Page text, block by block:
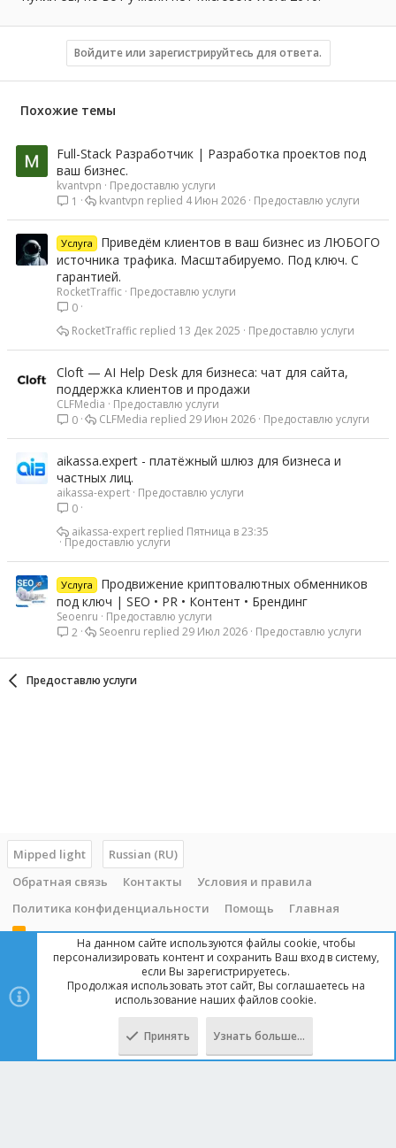
Войдите или зарегистрируйтесь для ответа.
Похожие темы
Full-Stack Разработчик | Разработка проектов под
ваш бизнес.
kvantvpn
Предоставлю услуги
1
Предоставлю услуги
4 Июн 2026
kvantvpn
Услуга
Приведём клиентов в ваш бизнес из ЛЮБОГО
источника трафика. Масштабируемо. Под ключ. С
гарантией.
RocketTraffic Предоставлю услуги
0
Предоставлю услуги
13 Дек 2025
RocketTraffic
Cloft — AI Help Desk для бизнеса: чат для сайта,
поддержка клиентов и продажи
CLFMedia
Предоставлю услуги
0
Предоставлю услуги
29 Июн 2026
CLFMedia
aikassa.expert - платёжный шлюз для бизнеса и
частных лиц.
aikassa-expert Предоставлю услуги
0
Предоставлю услуги
Пятница в 23:35
aikassa-expert
Услуга
Продвижение криптовалютных обменников
под ключ | SEO • PR • Контент • Брендинг
Seoenru
Предоставлю услуги
2
Предоставлю услуги
29 Июл 2026
Seoenru
Предоставлю услуги
Mipped light
Russian (RU)
Обратная связь
Контакты
Условия и правила
Политика конфиденциальности
Помощь Главная
R
Copyright © 2014 - 2025, mipped.com. Все права защищены. При
копировании материала с сайта, обратная ссылка обязательна!
На данном сайте используются файлы cookie, чтобы
персонализировать контент и сохранить Ваш вход в систему,
если Вы зарегистрируетесь.
Продолжая использовать этот сайт, Вы соглашаетесь на
использование наших файлов cookie.
Принять Узнать больше…